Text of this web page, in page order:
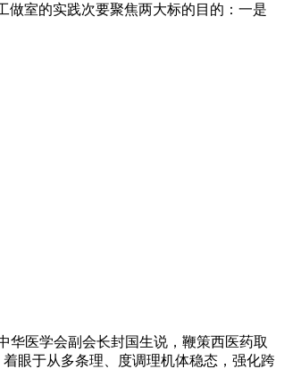
做室的实践次要聚焦两大标的目的：一是
华医学会副会长封国生说，鞭策西医药取
眼于从多条理、度调理机体稳态，强化跨